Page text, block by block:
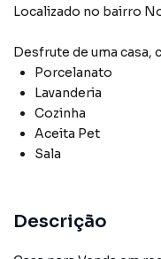
Localizado no bairro
Desfrute de uma casa,
Porcelanato
Lavanderia
Cozinha
Aceita Pet
Sala
Descrição